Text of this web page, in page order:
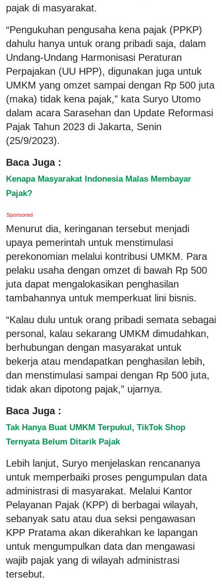
pajak di masyarakat.
“Pengukuhan pengusaha kena pajak (PPKP)
dahulu hanya untuk orang pribadi saja, dalam
Undang-Undang Harmonisasi Peraturan
Perpajakan (UU HPP), digunakan juga untuk
UMKM yang omzet sampai dengan Rp 500 juta
(maka) tidak kena pajak,” kata Suryo Utomo
dalam acara Sarasehan dan Update Reformasi
Pajak Tahun 2023 di Jakarta, Senin
(25/9/2023).
Baca Juga :
Kenapa Masyarakat Indonesia Malas Membayar
Pajak?
Sponsored
Menurut dia, keringanan tersebut menjadi
upaya pemerintah untuk menstimulasi
perekonomian melalui kontribusi UMKM. Para
pelaku usaha dengan omzet di bawah Rp 500
juta dapat mengalokasikan penghasilan
tambahannya untuk memperkuat lini bisnis.
“Kalau dulu untuk orang pribadi semata sebagai
personal, kalau sekarang UMKM dimudahkan,
berhubungan dengan masyarakat untuk
bekerja atau mendapatkan penghasilan lebih,
dan menstimulasi sampai dengan Rp 500 juta,
tidak akan dipotong pajak,” ujarnya.
Baca Juga :
Tak Hanya Buat UMKM Terpukul, TikTok Shop
Ternyata Belum Ditarik Pajak
Lebih lanjut, Suryo menjelaskan rencananya
untuk memperbaiki proses pengumpulan data
administrasi di masyarakat. Melalui Kantor
Pelayanan Pajak (KPP) di berbagai wilayah,
sebanyak satu atau dua seksi pengawasan
KPP Pratama akan dikerahkan ke lapangan
untuk mengumpulkan data dan mengawasi
wajib pajak yang di wilayah administrasi
tersebut.